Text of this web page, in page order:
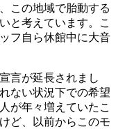
この地域で胎動する
と考えています。こ
フ自ら休館中に大音
言が延長されまし
ない状況下での希望
が年々増えていたこ
ど、以前からこのモ